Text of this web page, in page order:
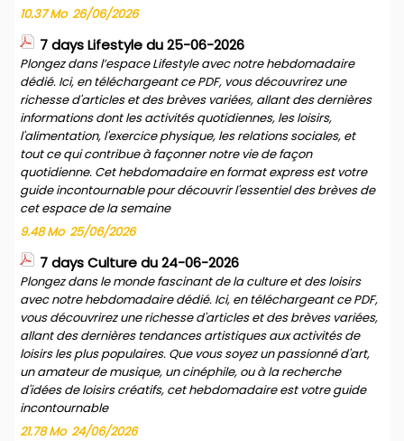
10.37 Mo 26/06/2026
7 days Lifestyle du 25-06-2026
Plongez dans l’espace Lifestyle avec notre hebdomadaire
dédié. Ici, en téléchargeant ce PDF, vous découvrirez une
richesse d'articles et des brèves variées, allant des dernières
informations dont les activités quotidiennes, les loisirs,
l'alimentation, l'exercice physique, les relations sociales, et
tout ce qui contribue à façonner notre vie de façon
quotidienne. Cet hebdomadaire en format express est votre
guide incontournable pour découvrir l'essentiel des brèves de
cet espace de la semaine
9.48 Mo 25/06/2026
7 days Culture du 24-06-2026
Plongez dans le monde fascinant de la culture et des loisirs
avec notre hebdomadaire dédié. Ici, en téléchargeant ce PDF,
vous découvrirez une richesse d'articles et des brèves variées,
allant des dernières tendances artistiques aux activités de
loisirs les plus populaires. Que vous soyez un passionné d'art,
un amateur de musique, un cinéphile, ou à la recherche
d'idées de loisirs créatifs, cet hebdomadaire est votre guide
incontournable
21.78 Mo 24/06/2026